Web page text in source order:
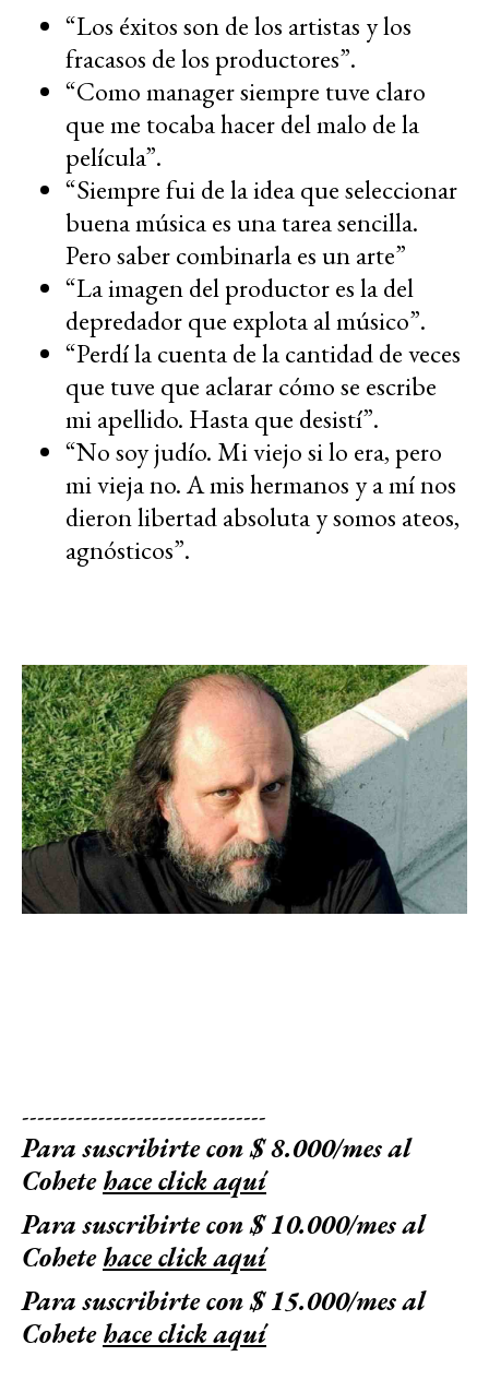
“Los éxitos son de los artistas y los
fracasos de los productores”.
“Como manager siempre tuve claro
que me tocaba hacer del malo de la
película”.
“Siempre fui de la idea que seleccionar
buena música es una tarea sencilla.
Pero saber combinarla es un arte”
“La imagen del productor es la del
depredador que explota al músico”.
“Perdí la cuenta de la cantidad de veces
que tuve que aclarar cómo se escribe
mi apellido. Hasta que desistí”.
“No soy judío. Mi viejo si lo era, pero
mi vieja no. A mis hermanos y a mí nos
dieron libertad absoluta y somos ateos,
agnósticos”.
--------------------------------
Para suscribirte con $ 8.000/mes al
Cohetehace click aquí
Para suscribirte con $ 10.000/mes al
Cohetehace click aquí
Para suscribirte con $ 15.000/mes al
Cohetehace click aquí